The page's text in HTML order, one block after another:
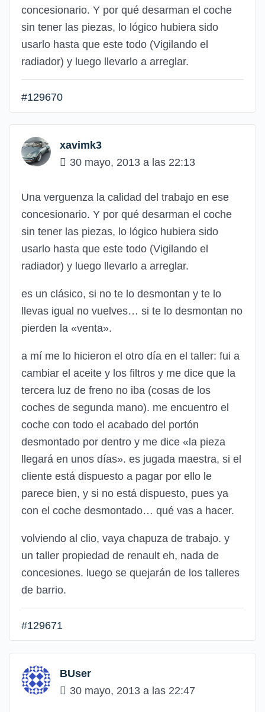
concesionario. Y por qué desarman el coche
sin tener las piezas, lo lógico hubiera sido
usarlo hasta que este todo (Vigilando el
radiador) y luego llevarlo a arreglar.
#129670
xavimk3
30 mayo, 2013 a las 22:13
Una verguenza la calidad del trabajo en ese
concesionario. Y por qué desarman el coche
sin tener las piezas, lo lógico hubiera sido
usarlo hasta que este todo (Vigilando el
radiador) y luego llevarlo a arreglar.
es un clásico, si no te lo desmontan y te lo
llevas igual no vuelves… si te lo desmontan no
pierden la «venta».
a mí me lo hicieron el otro día en el taller: fui a
cambiar el aceite y los filtros y me dice que la
tercera luz de freno no iba (cosas de los
coches de segunda mano). me encuentro el
coche con todo el acabado del portón
desmontado por dentro y me dice «la pieza
llegará en unos días». es jugada maestra, si el
cliente está dispuesto a pagar por ello le
parece bien, y si no está dispuesto, pues ya
con el coche desmontado… qué vas a hacer.
volviendo al clio, vaya chapuza de trabajo. y
un taller propiedad de renault eh, nada de
concesiones. luego se quejarán de los talleres
de barrio.
#129671
BUser
30 mayo, 2013 a las 22:47